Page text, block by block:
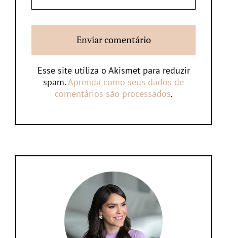
Esse site utiliza o Akismet para reduzir
spam.Aprenda como seus dados de
comentários são processados.